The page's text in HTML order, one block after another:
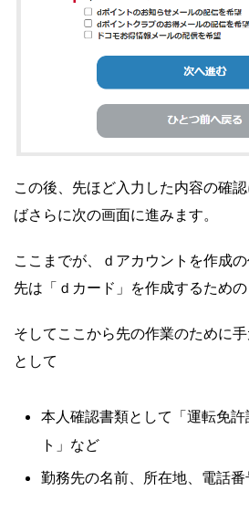
この後、先ほど入力した内容の確
ばさらに次の画面に進みます。
ここまでが、ｄアカウントを作成
先は「ｄカード」を作成するための
そしてここから先の作業のために
として
本人確認書類として「運転免
ト」など
勤務先の名前、所在地、電話番